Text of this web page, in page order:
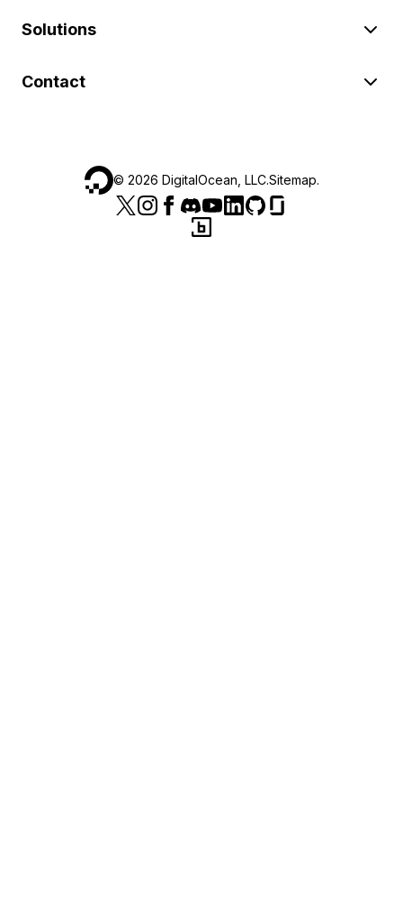
Solutions
Contact
© 2026 DigitalOcean, LLC.Sitemap.